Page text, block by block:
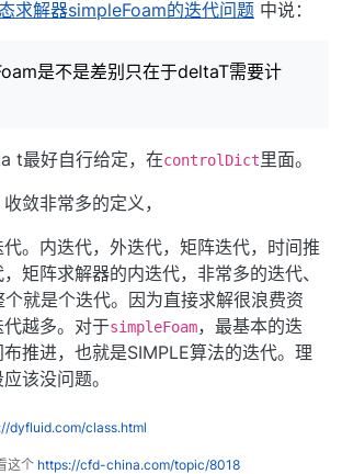
求解器simpleFoam的迭代问题 中说：
是不是差别只在于deltaT需要计
t最好自行给定，在controlDict里面。
敛非常多的定义，
。内迭代，外迭代，矩阵迭代，时间推
矩阵求解器的内迭代，非常多的迭代、
就是个迭代。因为直接求解很浪费资
越多。对于simpleFoam，最基本的迭
推进，也就是SIMPLE算法的迭代。理
该没问题。
dyfluid.com/class.html
这个 https://cfd-china.com/topic/8018